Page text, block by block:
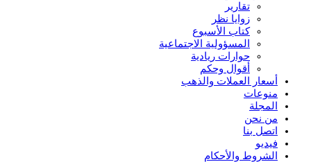
تقارير
زوايا نظر
كتاب الأسبوع
المسؤولية الاجتماعية
حوارات ريادية
أقوال وحكم
أسعار العملات والذهب
منوعات
المجلة
من نحن
اتصل بنا
فيديو
الشروط والأحكام